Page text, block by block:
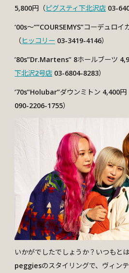
5,800円（ピグスティ下北沢店 03-
‘00s～“”COURSEMYS”コーデュロ
（ヒッコリー 03-3419-4146）
’80s”Dr.Martens” 8ホールブーツ
下北沢2号店 03-6804-8283）
‘70s”Holubar”ダウンミトン 4,400円
090-2206-1755）
いかがでしたでしょうか？いつもと
peggiesのスタイリングで、ヴィン